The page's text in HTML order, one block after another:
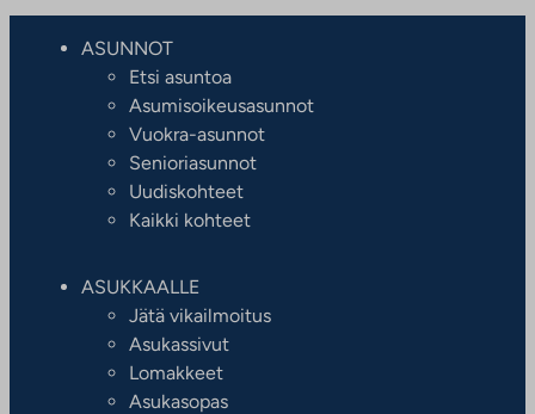
ASUNNOT
Etsi asuntoa
Asumisoikeusasunnot
Vuokra-asunnot
Senioriasunnot
Uudiskohteet
Kaikki kohteet
ASUKKAALLE
Jätä vikailmoitus
Asukassivut
Lomakkeet
Asukasopas